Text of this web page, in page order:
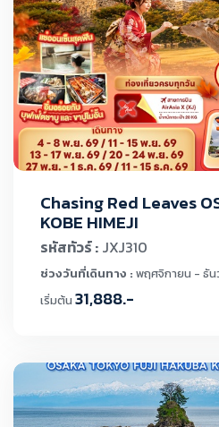
Chasing Red Leaves
KOBE HIMEJI
รหัสทัวร์ : JXJ310
ช่วงวันที่เดินทาง : พฤศจิกายน - ธัน
เริ่มต้น 31,888.-